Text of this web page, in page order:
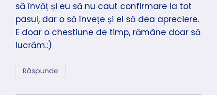
să învăț și eu să nu caut confirmare la tot
pasul, dar o să învețe și el să dea apreciere.
E doar o chestiune de timp, rămâne doar să
lucrăm.:)
Răspunde